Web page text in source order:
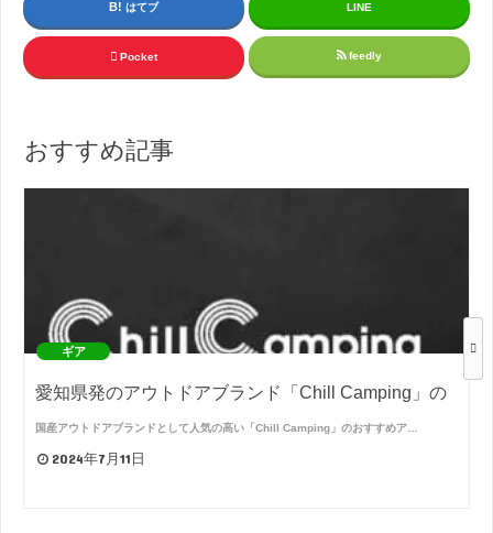
はてブ LINE
Pocket feedly
おすすめ記事
ギア
愛知県発のアウトドアブランド「Chill Camping」の
国産アウトドアブランドとして人気の高い「Chill Camping」のおすすめア…
2024年7月11日